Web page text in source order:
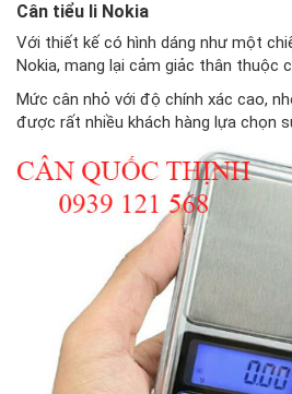
Cân tiểu li Nokia
Với thiết kế có hình dáng như một
Nokia, mang lại cảm giảc thân thuộc
Mức cân nhỏ với độ chính xác cao,
được rất nhiều khách hàng lựa chọn